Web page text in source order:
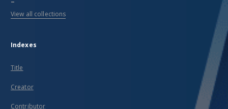
View all collections
Indexes
Title
Creator
Contributor